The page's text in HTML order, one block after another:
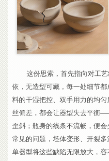
这份思索，首先指向对工
依，无造型可藏，每一处细节
料的干湿把控、双手用力的均
丝偏差，都会让器型失去平衡
歪斜；瓶身的线条不流畅，便
常见的问题，坯体变形、开裂
单器型将这些缺陷无限放大，